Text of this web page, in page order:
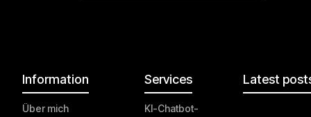
Information
Über mich
Services
KI-Chatbot-
Latest